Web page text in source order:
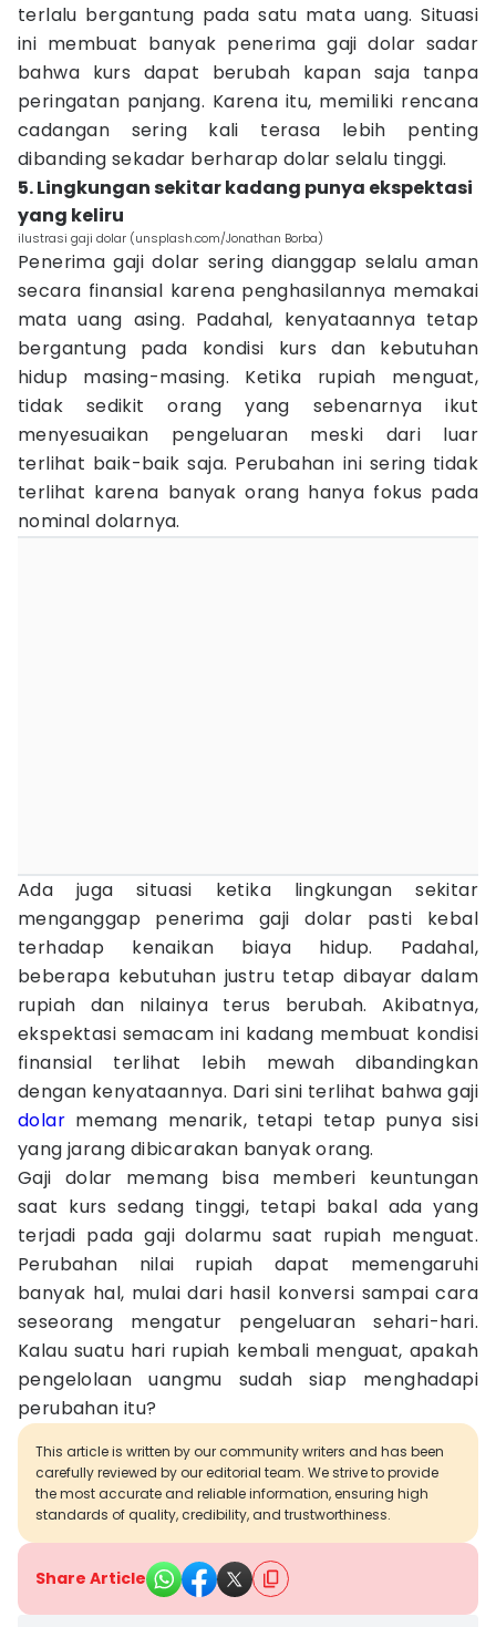
terlalu bergantung pada satu mata uang. Situasi
ini membuat banyak penerima gaji dolar sadar
bahwa kurs dapat berubah kapan saja tanpa
peringatan panjang. Karena itu, memiliki rencana
cadangan sering kali terasa lebih penting
dibanding sekadar berharap dolar selalu tinggi.
5. Lingkungan sekitar kadang punya ekspektasi
yang keliru
ilustrasi gaji dolar (unsplash.com/Jonathan Borba)
Penerima gaji dolar sering dianggap selalu aman
secara finansial karena penghasilannya memakai
mata uang asing. Padahal, kenyataannya tetap
bergantung pada kondisi kurs dan kebutuhan
hidup masing-masing. Ketika rupiah menguat,
tidak sedikit orang yang sebenarnya ikut
menyesuaikan pengeluaran meski dari luar
terlihat baik-baik saja. Perubahan ini sering tidak
terlihat karena banyak orang hanya fokus pada
nominal dolarnya.
Ada juga situasi ketika lingkungan sekitar
menganggap penerima gaji dolar pasti kebal
terhadap kenaikan biaya hidup. Padahal,
beberapa kebutuhan justru tetap dibayar dalam
rupiah dan nilainya terus berubah. Akibatnya,
ekspektasi semacam ini kadang membuat kondisi
finansial terlihat lebih mewah dibandingkan
dengan kenyataannya. Dari sini terlihat bahwa gaji
dolar memang menarik, tetapi tetap punya sisi
yang jarang dibicarakan banyak orang.
Gaji dolar memang bisa memberi keuntungan
saat kurs sedang tinggi, tetapi bakal ada yang
terjadi pada gaji dolarmu saat rupiah menguat.
Perubahan nilai rupiah dapat memengaruhi
banyak hal, mulai dari hasil konversi sampai cara
seseorang mengatur pengeluaran sehari-hari.
Kalau suatu hari rupiah kembali menguat, apakah
pengelolaan uangmu sudah siap menghadapi
perubahan itu?
This article is written by our community writers and has been
carefully reviewed by our editorial team. We strive to provide
the most accurate and reliable information, ensuring high
standards of quality, credibility, and trustworthiness.
Share Article